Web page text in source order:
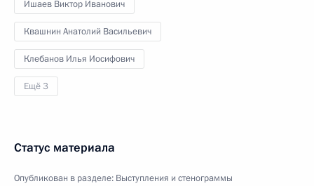
Ишаев Виктор Иванович
Квашнин Анатолий Васильевич
Клебанов Илья Иосифович
Ещё 3
Статус материала
Опубликован в разделе: Выступления и стенограммы